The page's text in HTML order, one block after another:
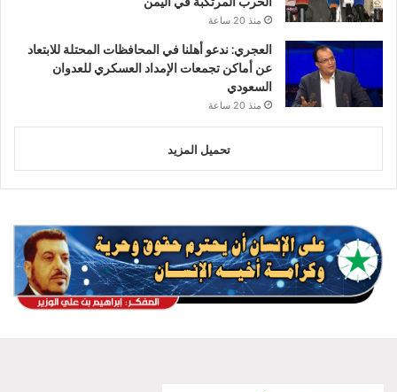
منذ 20 ساعة
العجري: ندعو أهلنا في المحافظات المحتلة للابتعاد
عن أماكن تجمعات الإمداد العسكري للعدوان
السعودي
منذ 20 ساعة
تحميل المزيد